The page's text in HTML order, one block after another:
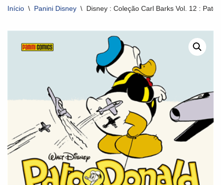
Início \ Panini Disney \ Disney : Coleção Carl Barks Vol. 12 : Pato